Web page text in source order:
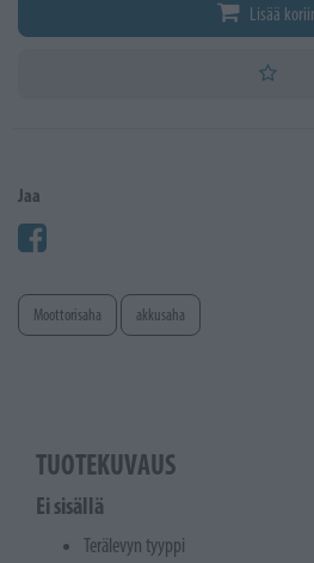
Lisää
Jaa
Moottorisaha akkusaha
TUOTEKUVAUS
Ei sisällä
Terälevyn tyyppi